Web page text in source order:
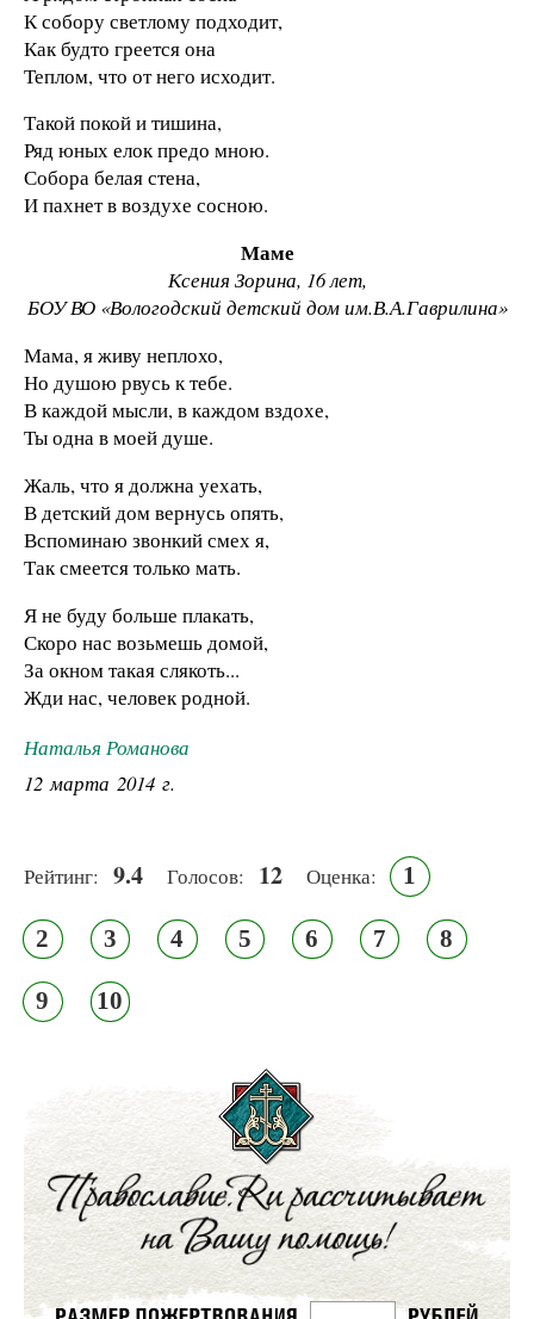
К собору светлому подходит,
Как будто греется она
Теплом, что от него исходит.
Такой покой и тишина,
Ряд юных елок предо мною.
Собора белая стена,
И пахнет в воздухе сосною.
Маме
Ксения Зорина, 16 лет,
БОУ ВО «Вологодский детский дом им.В.А.Гаврилина»
Мама, я живу неплохо,
Но душою рвусь к тебе.
В каждой мысли, в каждом вздохе,
Ты одна в моей душе.
Жаль, что я должна уехать,
В детский дом вернусь опять,
Вспоминаю звонкий смех я,
Так смеется только мать.
Я не буду больше плакать,
Скоро нас возьмешь домой,
За окном такая слякоть...
Жди нас, человек родной.
Наталья Романова
12 марта 2014 г.
Рейтинг: 9.4 Голосов: 12 Оценка: 1
2 3 4 5 6 7 8
9 10